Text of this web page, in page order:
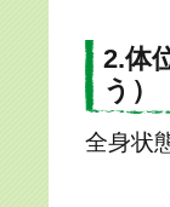
2.体
う）
全身状